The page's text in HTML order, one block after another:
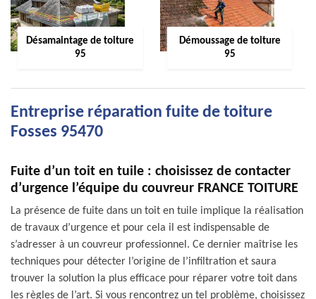
Désamaintage de toiture
95
Démoussage de toiture
95
Entreprise réparation fuite de toiture
Fosses 95470
Fuite d’un toit en tuile : choisissez de contacter
d’urgence l’équipe du couvreur FRANCE TOITURE
La présence de fuite dans un toit en tuile implique la réalisation
de travaux d’urgence et pour cela il est indispensable de
s’adresser à un couvreur professionnel. Ce dernier maîtrise les
techniques pour détecter l’origine de l’infiltration et saura
trouver la solution la plus efficace pour réparer votre toit dans
les règles de l’art. Si vous rencontrez un tel problème, choisissez